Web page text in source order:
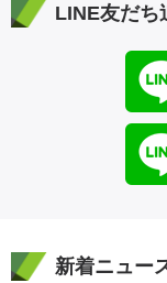
LINE友だち
新着ニュー